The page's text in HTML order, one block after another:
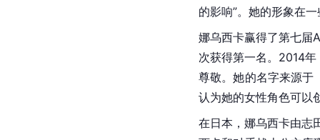
的影响”。她的形象在
娜乌西卡赢得了第七届
次获得第一名。2014
尊敬。她的名字来源于
认为她的女性角色可以
在日本，娜乌西卡由志